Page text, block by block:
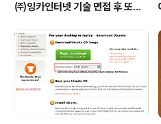
㈜잉카인터넷 기술 면접 후 또한
업!!